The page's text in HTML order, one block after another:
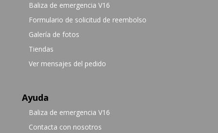
Baliza de emergencia V16
Formulario de solicitud de reembolso
Galería de fotos
Tiendas
Ver mensajes del pedido
Ayuda
Baliza de emergencia V16
Contacta con nosotros